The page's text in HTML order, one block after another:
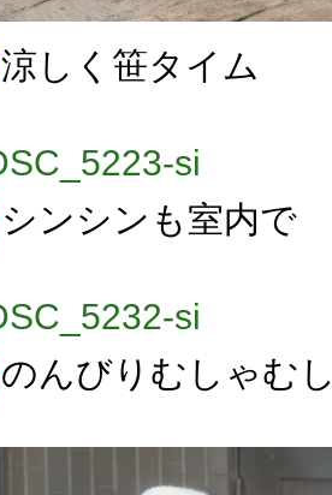
涼しく笹タイム
シンシンも室内で
のんびりむしゃむ